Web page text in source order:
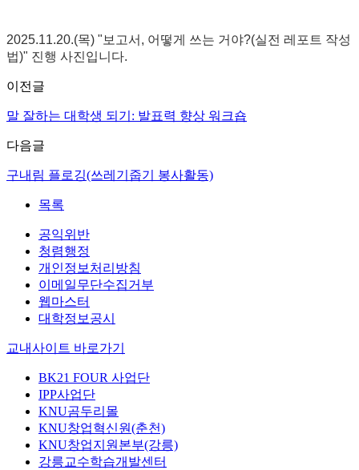
2025.11.20.(목) "보고서, 어떻게 쓰는 거야?(실전 레포트 작성
법)" 진행 사진입니다.
이전글
말 잘하는 대학생 되기: 발표력 향상 워크숍
다음글
구내림 플로깅(쓰레기줍기 봉사활동)
목록
공익위반
청렴행정
개인정보처리방침
이메일무단수집거부
웹마스터
대학정보공시
교내사이트 바로가기
BK21 FOUR 사업단
IPP사업단
KNU곰두리몰
KNU창업혁신원(춘천)
KNU창업지원본부(강릉)
강릉교수학습개발센터